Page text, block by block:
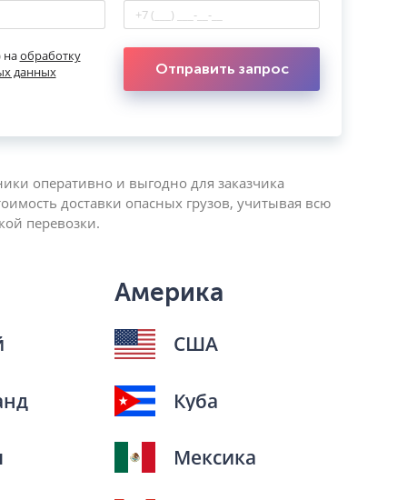
наобработку
данных
Отправить запрос
оперативно и выгодно для заказчика
доставки опасных грузов, учитывая всю
перевозки.
Америка
США
Куба
Мексика